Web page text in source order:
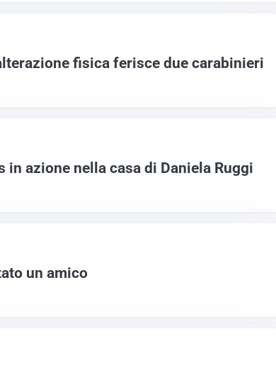
fisica ferisce due carabinieri
in azione nella casa di Daniela Ruggi
un amico